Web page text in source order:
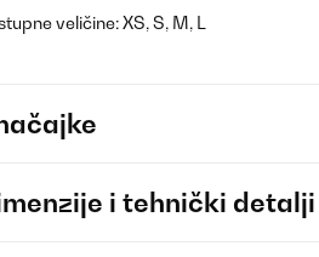
veličine: XS, S, M, L
i tehnički detalji